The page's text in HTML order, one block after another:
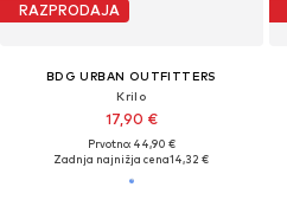
RAZPRODAJA
BDG URBAN OUTFITTERS
Krilo
17,90 €
Prvotno: 44,90 €
Zadnja najnižja cena14,32 €